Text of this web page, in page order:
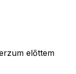
előttem